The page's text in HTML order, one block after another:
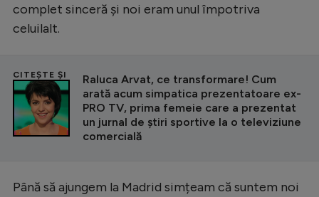
complet sinceră și noi eram unul împotriva
celuilalt.
CITEȘTE ȘI
Raluca Arvat, ce transformare! Cum
arată acum simpatica prezentatoare ex-
PRO TV, prima femeie care a prezentat
un jurnal de știri sportive la o televiziune
comercială
Până să ajungem la Madrid simțeam că suntem noi